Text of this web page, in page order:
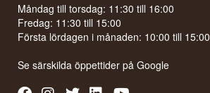
Måndag till torsdag: 11:30 till 16:00
Fredag: 11:30 till 15:00
Första lördagen i månaden: 10:00 till 15:00
Se särskilda öppettider påGoogle